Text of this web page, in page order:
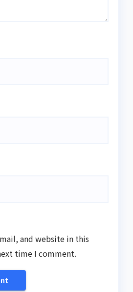
and website in this
time I comment.